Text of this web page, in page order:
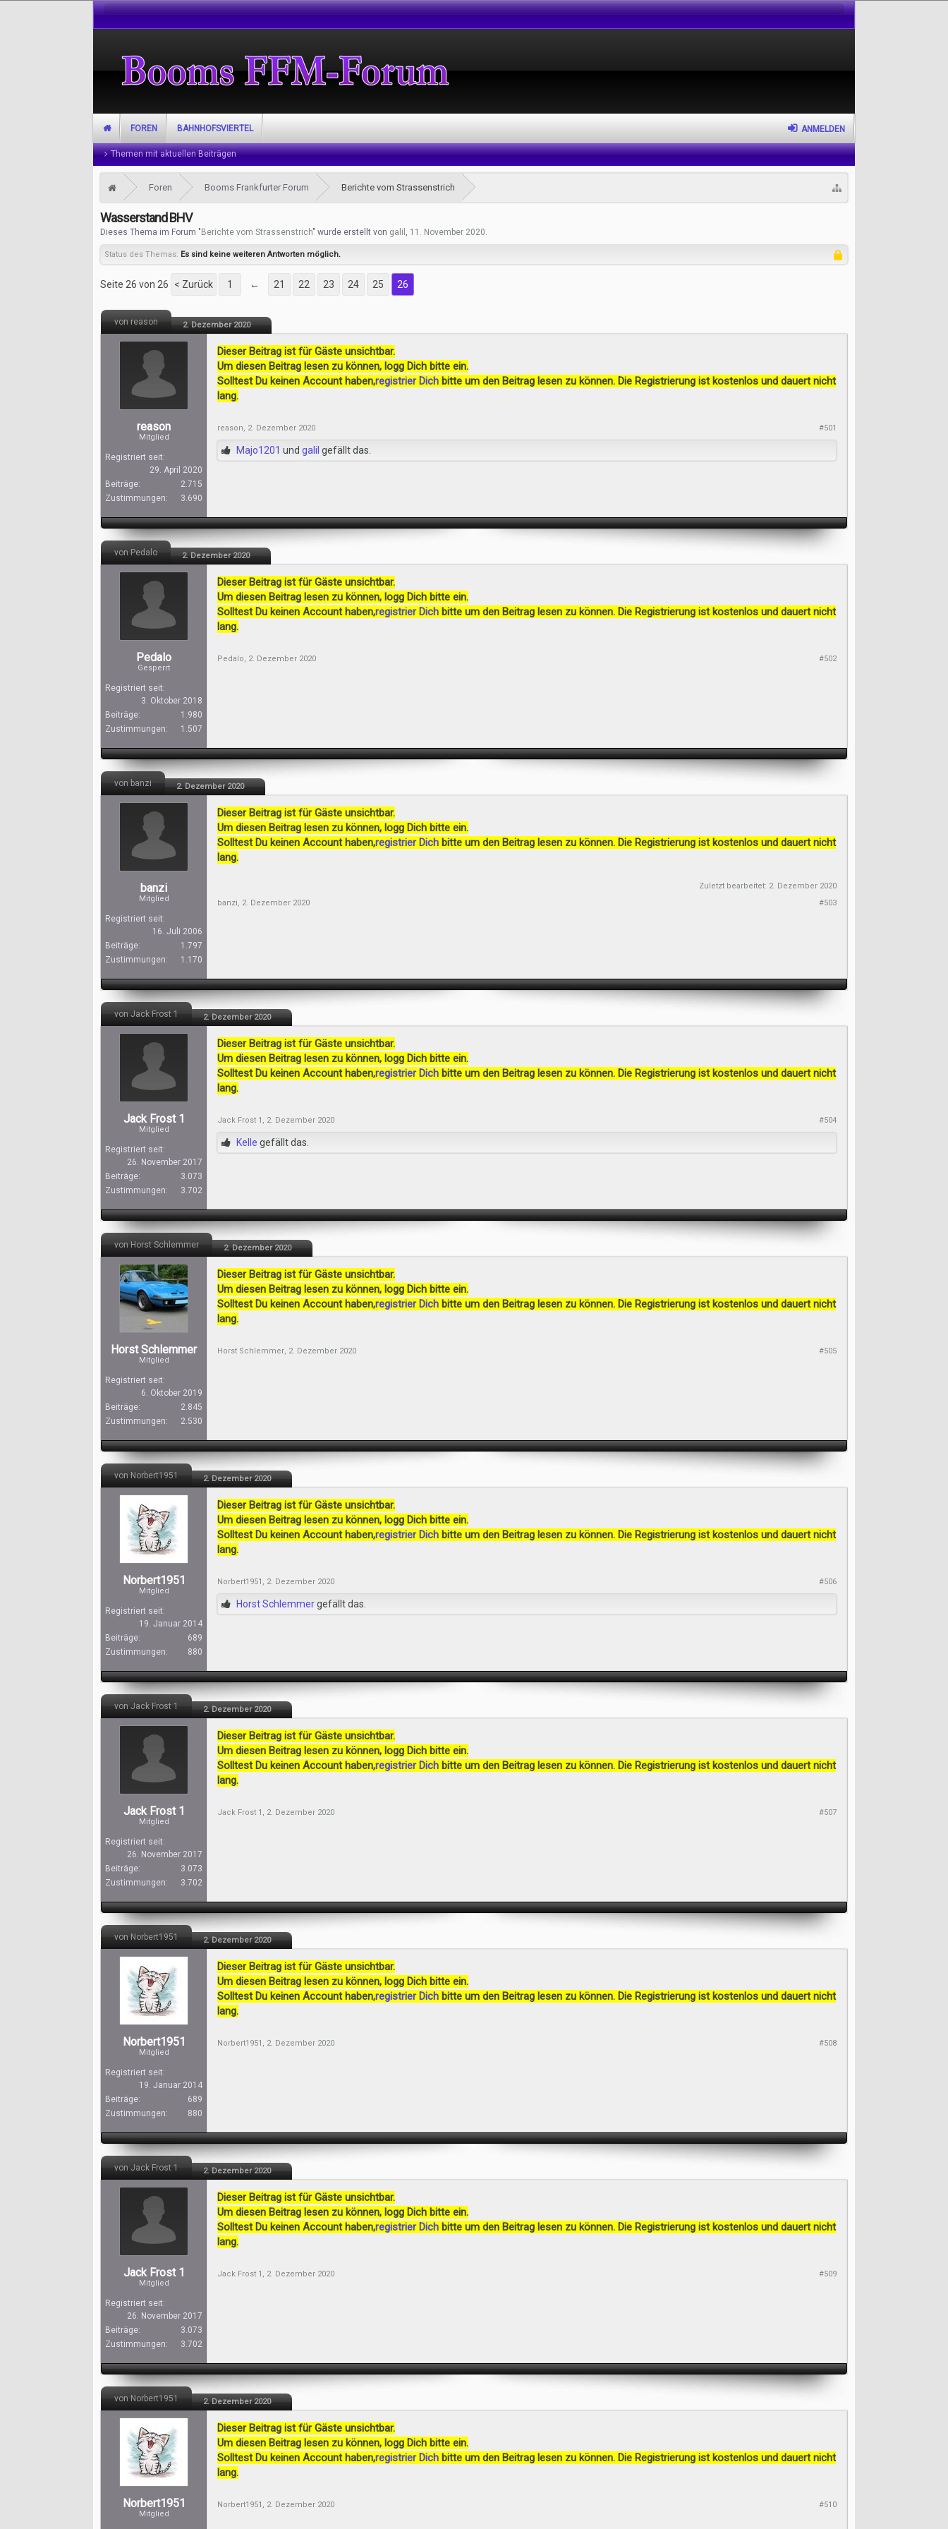
Foren Booms Frankfurter Forum Berichte vom Strassenstrich
Wasserstand BHV
Dieses Thema im Forum " Berichte vom Strassenstrich" wurde erstellt von galil , 11. November 2020.
Status des Themas: Es sind keine weiteren Antworten möglich.
Seite 26 von 26 < Zurück 1 ← 21 22 23 24 25 26
von reason 2. Dezember 2020
reason
Mitglied
Registriert seit:
29. April 2020
Beiträge:
2.715
Zustimmungen:
3.690
Dieser Beitrag ist für Gäste unsichtbar.
Um diesen Beitrag lesen zu können, logg Dich bitte ein.
Solltest Du keinen Account haben,registrier Dich bitte um den Beitrag lesen zu können. Die Registrierung ist kostenlos und dauert nicht
lang.
reason, 2. Dezember 2020 #501
Majo1201 und galil gefällt das.
von Pedalo 2. Dezember 2020
Pedalo
Gesperrt
Registriert seit:
3. Oktober 2018
Beiträge:
1.980
Zustimmungen:
1.507
Dieser Beitrag ist für Gäste unsichtbar.
Um diesen Beitrag lesen zu können, logg Dich bitte ein.
Solltest Du keinen Account haben,registrier Dich bitte um den Beitrag lesen zu können. Die Registrierung ist kostenlos und dauert nicht
lang.
Pedalo, 2. Dezember 2020 #502
von banzi 2. Dezember 2020
banzi
Mitglied
Registriert seit:
16. Juli 2006
Beiträge:
1.797
Zustimmungen:
1.170
Dieser Beitrag ist für Gäste unsichtbar.
Um diesen Beitrag lesen zu können, logg Dich bitte ein.
Solltest Du keinen Account haben,registrier Dich bitte um den Beitrag lesen zu können. Die Registrierung ist kostenlos und dauert nicht
lang.
Zuletzt bearbeitet: 2. Dezember 2020
banzi, 2. Dezember 2020 #503
von Jack Frost 1 2. Dezember 2020
Jack Frost 1
Mitglied
Registriert seit:
26. November 2017
Beiträge:
3.073
Zustimmungen:
3.702
Dieser Beitrag ist für Gäste unsichtbar.
Um diesen Beitrag lesen zu können, logg Dich bitte ein.
Solltest Du keinen Account haben,registrier Dich bitte um den Beitrag lesen zu können. Die Registrierung ist kostenlos und dauert nicht
lang.
Jack Frost 1 , 2. Dezember 2020 #504
Kelle gefällt das.
von Horst Schlemmer 2. Dezember 2020
Horst Schlemmer
Mitglied
Registriert seit:
6. Oktober 2019
Beiträge:
2.845
Zustimmungen:
2.530
Dieser Beitrag ist für Gäste unsichtbar.
Um diesen Beitrag lesen zu können, logg Dich bitte ein.
Solltest Du keinen Account haben,registrier Dich bitte um den Beitrag lesen zu können. Die Registrierung ist kostenlos und dauert nicht
lang.
Horst Schlemmer, 2. Dezember 2020 #505
von Norbert1951 2. Dezember 2020
Norbert1951
Mitglied
Registriert seit:
19. Januar 2014
Beiträge:
689
Zustimmungen:
880
Dieser Beitrag ist für Gäste unsichtbar.
Um diesen Beitrag lesen zu können, logg Dich bitte ein.
Solltest Du keinen Account haben,registrier Dich bitte um den Beitrag lesen zu können. Die Registrierung ist kostenlos und dauert nicht
lang.
Norbert1951 , 2. Dezember 2020 #506
Horst Schlemmergefällt das.
von Jack Frost 1 2. Dezember 2020
Jack Frost 1
Mitglied
Registriert seit:
26. November 2017
Beiträge:
3.073
Zustimmungen:
3.702
Dieser Beitrag ist für Gäste unsichtbar.
Um diesen Beitrag lesen zu können, logg Dich bitte ein.
Solltest Du keinen Account haben,registrier Dich bitte um den Beitrag lesen zu können. Die Registrierung ist kostenlos und dauert nicht
lang.
Jack Frost 1 , 2. Dezember 2020 #507
von Norbert1951 2. Dezember 2020
Norbert1951
Mitglied
Registriert seit:
19. Januar 2014
Beiträge:
689
Zustimmungen:
880
Dieser Beitrag ist für Gäste unsichtbar.
Um diesen Beitrag lesen zu können, logg Dich bitte ein.
Solltest Du keinen Account haben,registrier Dich bitte um den Beitrag lesen zu können. Die Registrierung ist kostenlos und dauert nicht
lang.
Norbert1951 , 2. Dezember 2020 #508
von Jack Frost 1 2. Dezember 2020
Jack Frost 1
Mitglied
Registriert seit:
26. November 2017
Beiträge:
3.073
Zustimmungen:
3.702
Dieser Beitrag ist für Gäste unsichtbar.
Um diesen Beitrag lesen zu können, logg Dich bitte ein.
Solltest Du keinen Account haben,registrier Dich bitte um den Beitrag lesen zu können. Die Registrierung ist kostenlos und dauert nicht
lang.
Jack Frost 1 , 2. Dezember 2020 #509
von Norbert1951 2. Dezember 2020
Norbert1951
Mitglied
Dieser Beitrag ist für Gäste unsichtbar.
Um diesen Beitrag lesen zu können, logg Dich bitte ein.
Solltest Du keinen Account haben,registrier Dich bitte um den Beitrag lesen zu können. Die Registrierung ist kostenlos und dauert nicht
lang.
Norbert1951 , 2. Dezember 2020 #510
FOREN
Themen mit aktuellen Beiträgen
BAHNHOFSVIERTEL ANMELDEN